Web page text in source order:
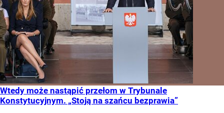
Wtedy może nastąpić przełom w Trybunale
Konstytucyjnym. „Stoją na szańcu bezprawia”